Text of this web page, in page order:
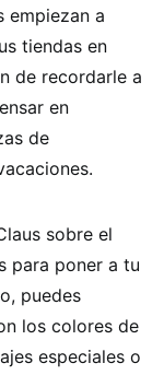
empiezan a
tiendas en
de recordarle a
en
de
sobre el
para poner a tu
puedes
los colores de
especiales o